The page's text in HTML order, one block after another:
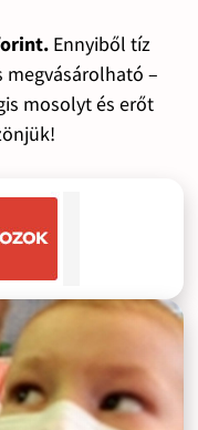
Ennyiből tíz
megvásárolható –
mosolyt és erőt